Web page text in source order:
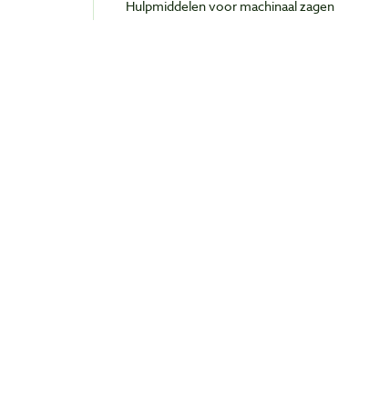
Hulpmiddelen voor machinaal zagen